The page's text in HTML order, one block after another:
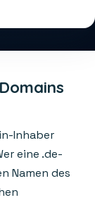
Inhaber
eine .de-
Namen des